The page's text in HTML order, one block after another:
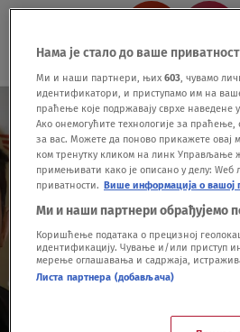
Нама је стало до ваше
Ми и наши партнери, њих 603, чувамо
идентификатори, и приступамо им на
праћење које подржавају сврхе
Ако онемогућите технологије за
за вас. Можете да поново прикажете овај
ком тренутку кликом на линк Управљање
примењивати како је описано у делу:
приватности. Више информација о вашој
Ми и наши партнери обрађујемо
Коришћење података о прецизној
идентификацију. Чување и/или приступ
мерење оглашавања и садржаја,
Листа партнера (добављача)